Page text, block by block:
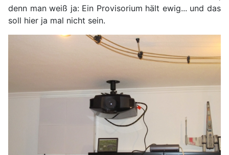
denn man weiß ja: Ein Provisorium hält ewig... und das
soll hier ja mal nicht sein.